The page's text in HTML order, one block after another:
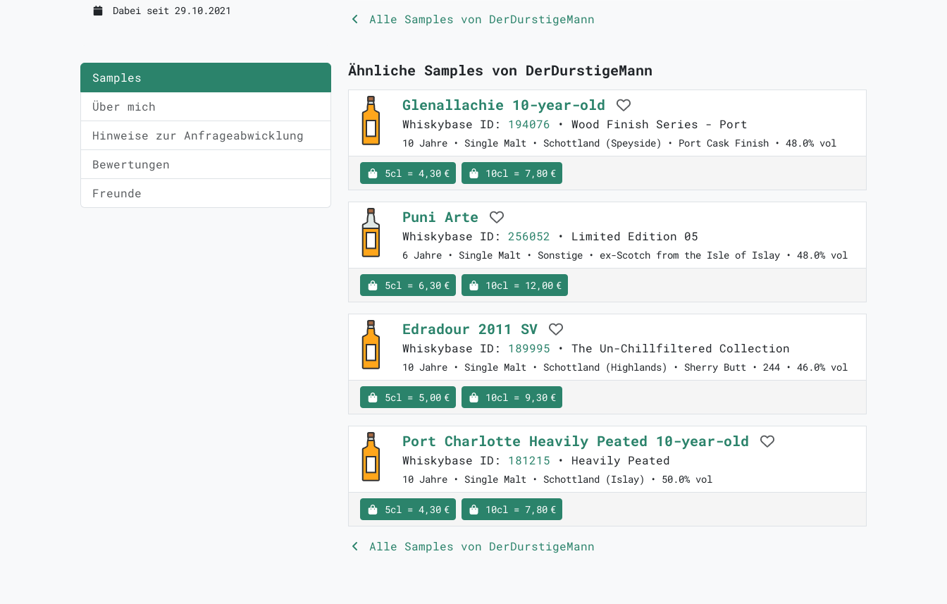
Dabei seit 29.10.2021
Samples
Über mich
Hinweise zur Anfrageabwicklung
Bewertungen
Freunde
Alle Samples von DerDurstigeMann
Ähnliche Samples von DerDurstigeMann
Glenallachie 10-year-old
Whiskybase ID: 194076 • Wood Finish Series - Port
10 Jahre • Single Malt • Schottland (Speyside) • Port Cask Finish • 48.0% vol
5cl = 4,30 € 10cl = 7,80 €
Puni Arte
Whiskybase ID: 256052 • Limited Edition 05
6 Jahre • Single Malt • Sonstige • ex-Scotch from the Isle of Islay • 48.0% vol
5cl = 6,30 € 10cl = 12,00 €
Edradour 2011 SV
Whiskybase ID: 189995 • The Un-Chillfiltered Collection
10 Jahre • Single Malt • Schottland (Highlands) • Sherry Butt • 244 • 46.0% vol
5cl = 5,00 € 10cl = 9,30 €
Port Charlotte Heavily Peated 10-year-old
Whiskybase ID: 181215 • Heavily Peated
10 Jahre • Single Malt • Schottland (Islay) • 50.0% vol
5cl = 4,30 € 10cl = 7,80 €
Alle Samples von DerDurstigeMann